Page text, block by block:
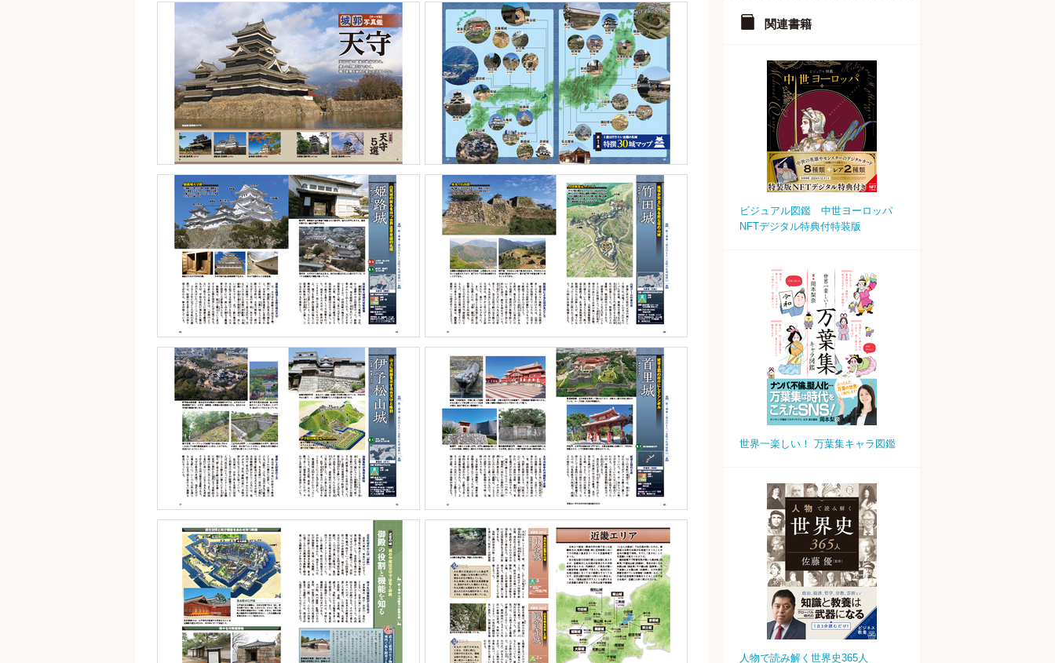
関連書籍
ビジュアル図鑑 中世ヨーロッパ
NFTデジタル特典付特装版
世界一楽しい！ 万葉集キャラ図鑑
人物で読み解く世界史365人